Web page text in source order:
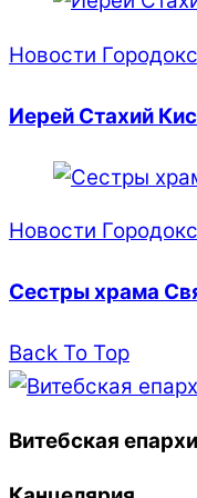
Новости
Иерей Стахий
Новости
Сестры храма
Back To Top
Витебская